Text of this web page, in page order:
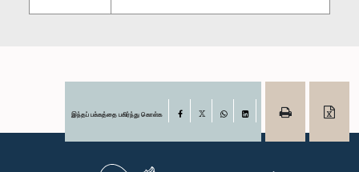
இந்தப் பக்கத்தை பகிர்ந்து கொள்க Facebook